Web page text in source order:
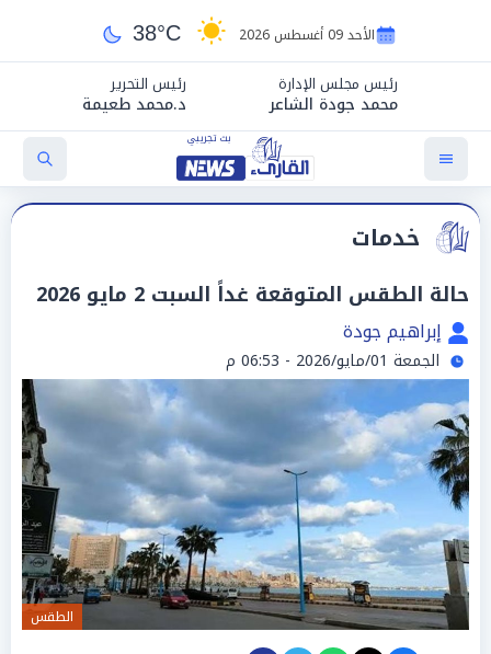
الأحد 09 أغسطس 2026 38°C
رئيس مجلس الإدارة
محمد جودة الشاعر
رئيس التحرير
د.محمد طعيمة
خدمات
حالة الطقس المتوقعة غداً السبت 2 مايو 2026
إبراهيم جودة
الجمعة 01/مايو/2026 - 06:53 م
الطقس